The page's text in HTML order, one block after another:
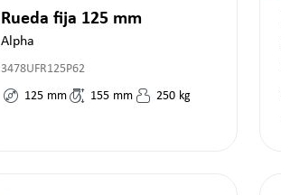
Rueda fija 125 mm
Alpha
3478UFR125P62
125 mm 155 mm 250 kg